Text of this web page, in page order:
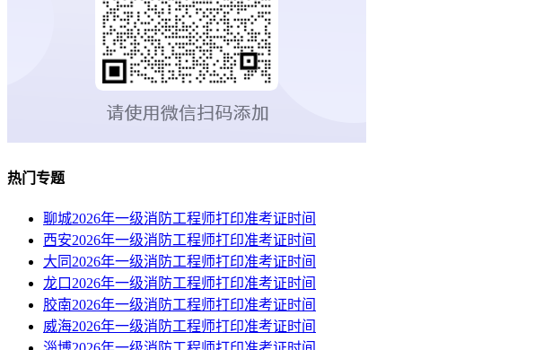
热门专题
聊城2026年一级消防工程师打印准考证时间
西安2026年一级消防工程师打印准考证时间
大同2026年一级消防工程师打印准考证时间
龙口2026年一级消防工程师打印准考证时间
胶南2026年一级消防工程师打印准考证时间
威海2026年一级消防工程师打印准考证时间